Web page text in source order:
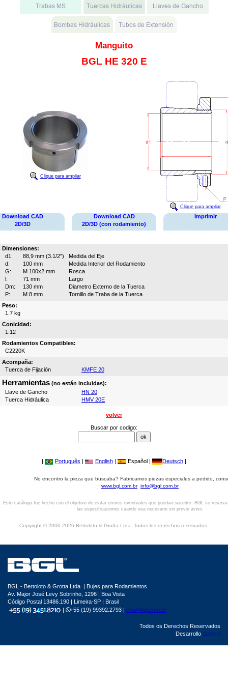
Manguito
BGL HE 320 E
Clique para ampliar
Clique para ampliar
Download CAD
2D/3D
Download CAD
2D/3D (con rodamiento)
Imprimir
Dimensiones:
d1:
88,9 mm (3.1/2")
Medida del Eje
d:
100 mm
Medida Interior del Rodamiento
G:
M 100x2 mm
Rosca
l:
71 mm
Largo
Dm:
130 mm
Diametro Externo de la Tuerca
P:
M 8 mm
Tornillo de Traba de la Tuerca
Peso:
1.7 kg
Conicidad:
1:12
Rodamientos Compatibles:
C2220K
Acompaña:
Tuerca de Fijación
KMFE 20
Herramientas (no están incluidas):
Llave de Gancho
HN 20
Tuerca Hidráulica
HMV 20E
volver
Buscar por codigo:
| Português | English | Español | Deutsch |
No encontro la pieza que buscaba? Fabricamos piezas especiales a pedido,
www.bgl.com.br info@bgl.com.br
Este catálogo fue hecho con el objetivo de evitar errores eventuales que puedan suceder. BGL se
las especificaciones cuando sea necesario sin previo aviso.
Copyright © 2006-2026 Bertoloto & Grotta Ltda. Todos los derechos reservados.
BGL - Bertoloto & Grotta Ltda. | Bujes para Rodamientos.
Av. Major José Levy Sobrinho, 1296 | Boa Vista
Código Postal 13486.190 | Limeira-SP | Brasil
|
+55 (19) 99392.2793 | info@bgl.com.br
Todos os Derechos Reservados
Desarrollo Sphera